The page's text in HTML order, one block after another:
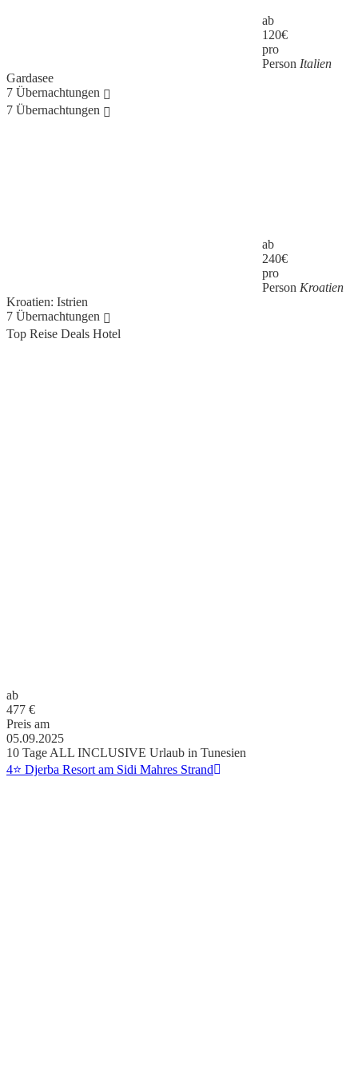
ab
120€
pro
Person Italien
Gardasee
7 Übernachtungen
7 Übernachtungen
ab
240€
pro
Person Kroatien
Kroatien: Istrien
7 Übernachtungen
Top Reise Deals Hotel
ab
477 €
Preis am
05.09.2025
10 Tage ALL INCLUSIVE Urlaub in Tunesien
4⭐ Djerba Resort am Sidi Mahres Strand